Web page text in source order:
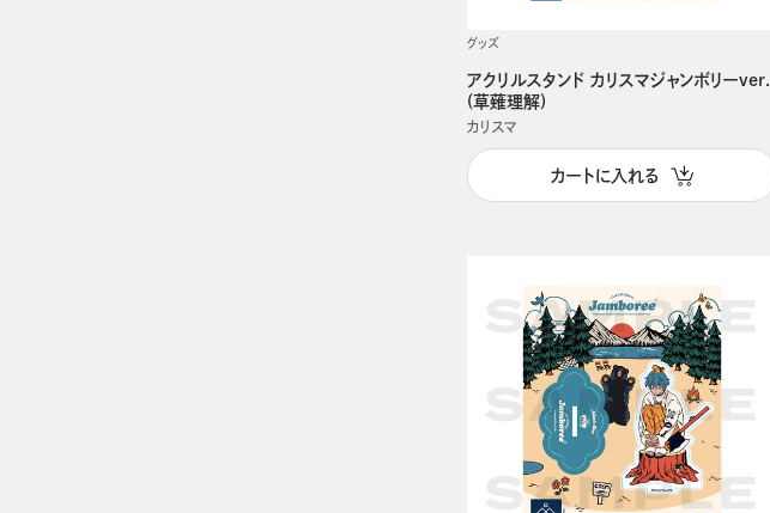
グッズ
アクリルスタンド カリスマジャンボリーver.
(草薙理解)
カリスマ
カートに入れる